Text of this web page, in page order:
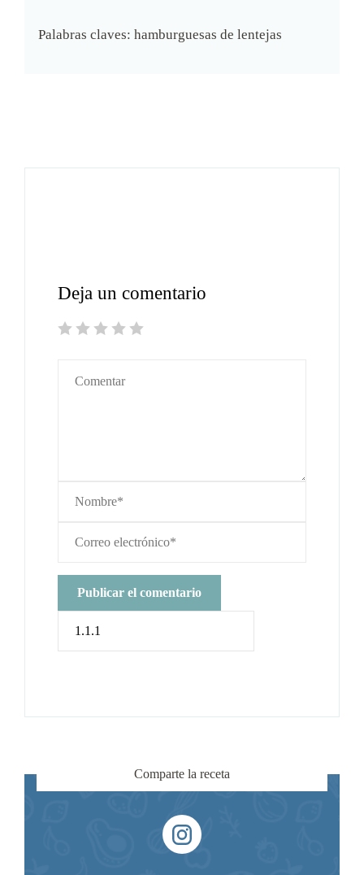
Palabras claves: hamburguesas de lentejas
Comparte la receta
Deja un comentario